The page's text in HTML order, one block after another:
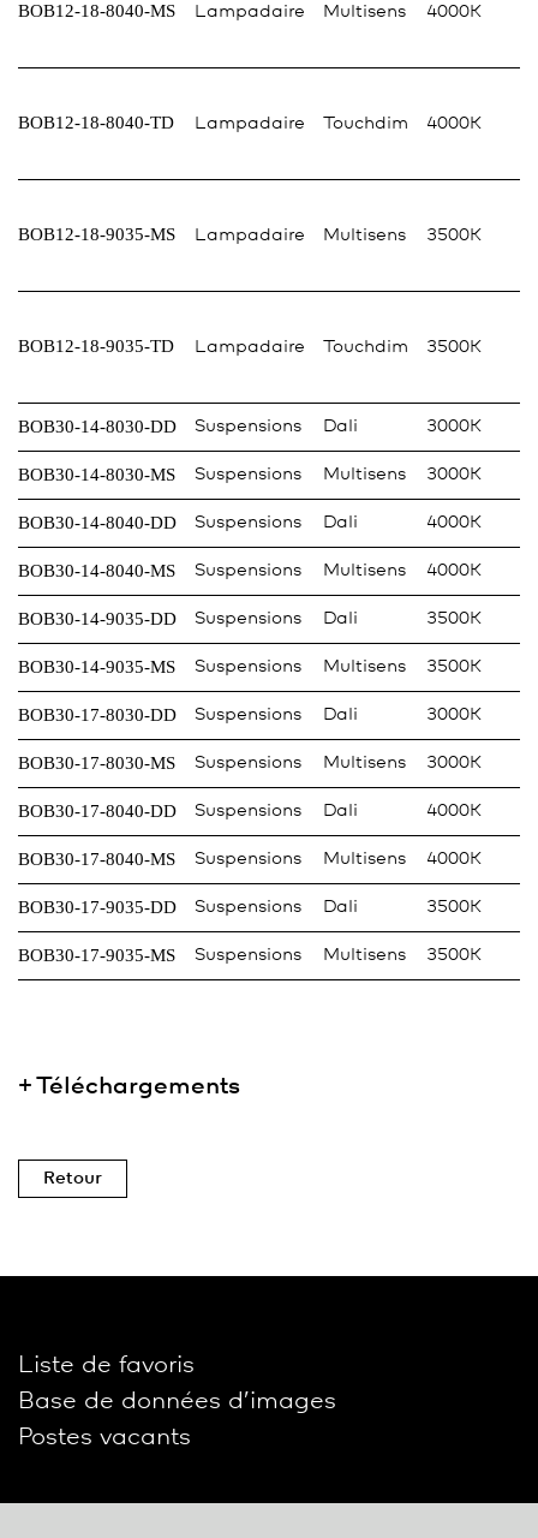
BOB12-18-8040-MS Lampadaire Multisens 4000K
BOB12-18-8040-TD Lampadaire Touchdim 4000K
BOB12-18-9035-MS Lampadaire Multisens 3500K
BOB12-18-9035-TD Lampadaire Touchdim 3500K
BOB30-14-8030-DD Suspensions Dali 3000K
BOB30-14-8030-MS Suspensions Multisens 3000K
BOB30-14-8040-DD Suspensions Dali 4000K
BOB30-14-8040-MS Suspensions Multisens 4000K
BOB30-14-9035-DD Suspensions Dali 3500K
BOB30-14-9035-MS Suspensions Multisens 3500K
BOB30-17-8030-DD Suspensions Dali 3000K
BOB30-17-8030-MS Suspensions Multisens 3000K
BOB30-17-8040-DD Suspensions Dali 4000K
BOB30-17-8040-MS Suspensions Multisens 4000K
BOB30-17-9035-DD Suspensions Dali 3500K
BOB30-17-9035-MS Suspensions Multisens 3500K
Téléchargements
Retour
Liste de favoris
Base de données d’images
Postes vacants